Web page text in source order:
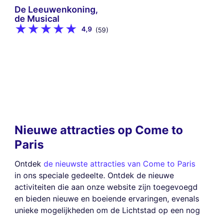
De Leeuwenkoning,
de Musical
4,9 (59)
Nieuwe attracties op Come to
Paris
Ontdek de nieuwste attracties van Come to Paris
in ons speciale gedeelte. Ontdek de nieuwe
activiteiten die aan onze website zijn toegevoegd
en bieden nieuwe en boeiende ervaringen, evenals
unieke mogelijkheden om de Lichtstad op een nog